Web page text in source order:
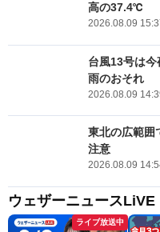
高の37.4℃
2026.08.09
台風13号は
雨のおそれ
2026.08.09
東北の広範
注意
2026.08.09
ウェザーニュースLiVE
ライブ放送中